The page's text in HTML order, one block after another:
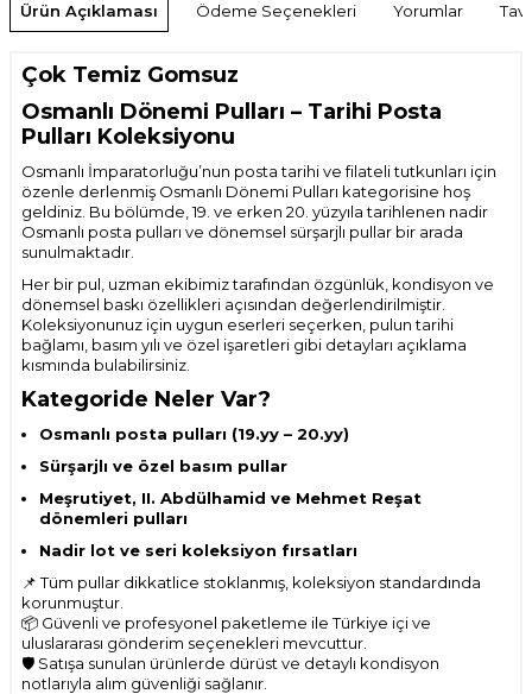
Ürün Açıklaması Ödeme Seçenekleri Yorumlar
Çok Temiz Gomsuz
Osmanlı Dönemi Pulları – Tarihi Posta
Pulları Koleksiyonu
Osmanlı İmparatorluğu’nun posta tarihi ve filateli tutkunları için
özenle derlenmiş Osmanlı Dönemi Pulları kategorisine hoş
geldiniz. Bu bölümde, 19. ve erken 20. yüzyıla tarihlenen nadir
Osmanlı posta pulları ve dönemsel sürşarjlı pullar bir arada
sunulmaktadır.
Her bir pul, uzman ekibimiz tarafından özgünlük, kondisyon ve
dönemsel baskı özellikleri açısından değerlendirilmiştir.
Koleksiyonunuz için uygun eserleri seçerken, pulun tarihi
bağlamı, basım yılı ve özel işaretleri gibi detayları açıklama
kısmında bulabilirsiniz.
Kategoride Neler Var?
Osmanlı posta pulları (19.yy – 20.yy)
Sürşarjlı ve özel basım pullar
Meşrutiyet, II. Abdülhamid ve Mehmet Reşat
dönemleri pulları
Nadir lot ve seri koleksiyon fırsatları
📌 Tüm pullar dikkatlice stoklanmış, koleksiyon standardında
korunmuştur.
📦 Güvenli ve profesyonel paketleme ile Türkiye içi ve
uluslararası gönderim seçenekleri mevcuttur.
🛡️ Satışa sunulan ürünlerde dürüst ve detaylı kondisyon
notlarıyla alım güvenliği sağlanır.